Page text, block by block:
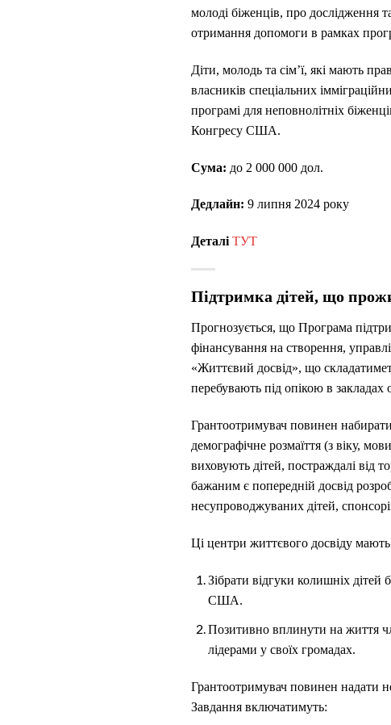
молоді біженців, про дослідження
отримання допомоги в рамках
Діти, молодь та сім’ї, які мають
власників спеціальних
програмі для неповнолітніх
Конгресу США.
Сума: до 2 000 000 дол.
Дедлайн: 9 липня 2024 року
Деталі ТУТ
Підтримка дітей, що
Прогнозується, що Програма
фінансування на створення,
«Життєвий досвід», що
перебувають під опікою в закладах
Грантоотримувач повинен
демографічне розмаїття (з віку,
виховують дітей, постраждалі від
бажаним є попередній досвід
несупроводжуваних дітей, спонсорів
Ці центри життєвого досвіду
Зібрати відгуки колишніх дітей
США.
Позитивно вплинути на життя
лідерами у своїх громадах.
Грантоотримувач повинен надати
Завдання включатимуть: